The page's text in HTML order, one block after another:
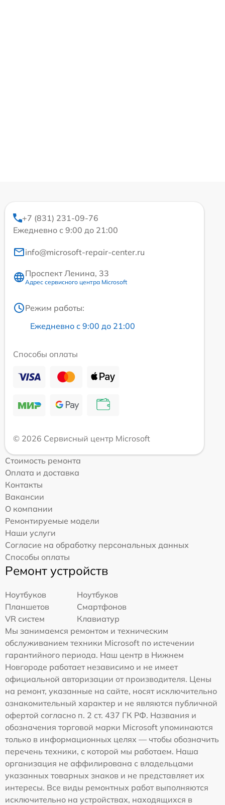
+7 (831) 231-09-76
Ежедневно с 9:00 до 21:00
info@microsoft-repair-center.ru
Проспект Ленина, 33
Адрес сервисного центра Microsoft
Режим работы:
Ежедневно с 9:00 до 21:00
Способы оплаты
© 2026 Сервисный центр Microsoft
Стоимость ремонта
Оплата и доставка
Контакты
Вакансии
О компании
Ремонтируемые модели
Наши услуги
Согласие на обработку персональных данных
Способы оплаты
Ремонт устройств
Ноутбуков
Ноутбуков
Планшетов
Смартфонов
VR систем
Клавиатур
Мы занимаемся ремонтом и техническим
обслуживанием техники Microsoft по истечении
гарантийного периода. Наш центр в Нижнем
Новгороде работает независимо и не имеет
официальной авторизации от производителя. Цены
на ремонт, указанные на сайте, носят исключительно
ознакомительный характер и не являются публичной
офертой согласно п. 2 ст. 437 ГК РФ. Названия и
обозначения торговой марки Microsoft упоминаются
только в информационных целях — чтобы обозначить
перечень техники, с которой мы работаем. Наша
организация не аффилирована с владельцами
указанных товарных знаков и не представляет их
интересы. Все виды ремонтных работ выполняются
исключительно на устройствах, находящихся в